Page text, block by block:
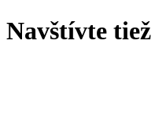
Navštívte tiež